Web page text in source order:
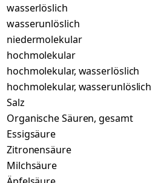
wasserlöslich
wasserunlöslich
niedermolekular
hochmolekular
hochmolekular, wasserlöslich
hochmolekular, wasserunlöslich
Salz
Organische Säuren, gesamt
Essigsäure
Zitronensäure
Milchsäure